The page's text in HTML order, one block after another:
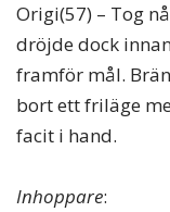
Origi(57) – Tog
dröjde dock
framför mål.
bort ett friläge
facit i hand.
Inhoppare: